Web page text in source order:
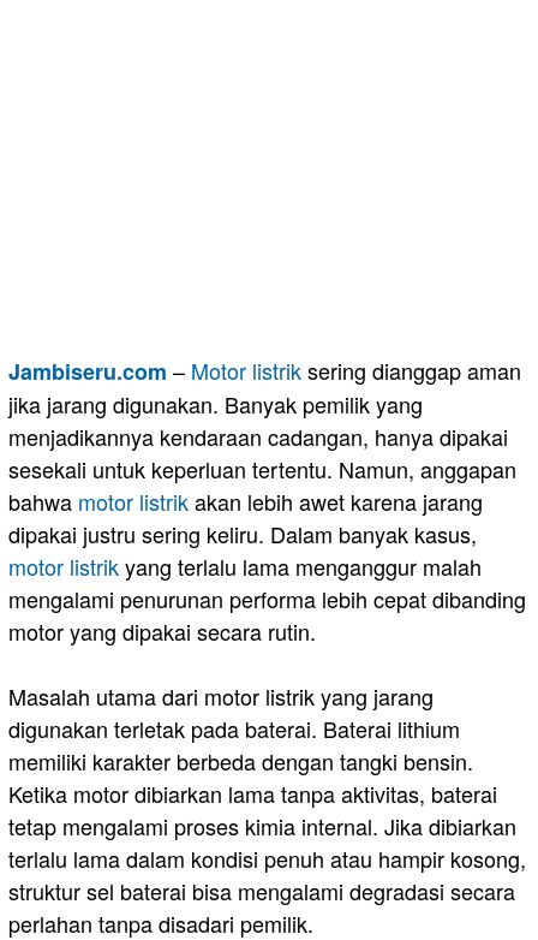
Jambiseru.com – Motor listriksering dianggap aman
jika jarang digunakan. Banyak pemilik yang
menjadikannya kendaraan cadangan, hanya dipakai
sesekali untuk keperluan tertentu. Namun, anggapan
bahwa motor listrikakan lebih awet karena jarang
dipakai justru sering keliru. Dalam banyak kasus,
motor listrikyang terlalu lama menganggur malah
mengalami penurunan performa lebih cepat dibanding
motor yang dipakai secara rutin.
Masalah utama dari motor listrik yang jarang
digunakan terletak pada baterai. Baterai lithium
memiliki karakter berbeda dengan tangki bensin.
Ketika motor dibiarkan lama tanpa aktivitas, baterai
tetap mengalami proses kimia internal. Jika dibiarkan
terlalu lama dalam kondisi penuh atau hampir kosong,
struktur sel baterai bisa mengalami degradasi secara
perlahan tanpa disadari pemilik.